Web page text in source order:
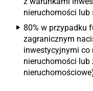
nieruchomości lub
80% w przypadku
zagranicznym
inwestycyjnymi co
nieruchomości lub